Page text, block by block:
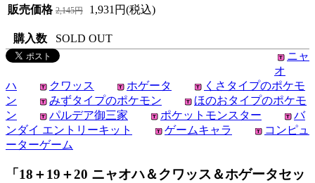
販売価格 2,145円 1,931円(税込)
購入数
SOLD OUT
ニャ
オ
ハ
クワッス ホゲータ
くさタイプのポケモ
ン
みずタイプのポケモン
ほのおタイプのポケモ
ン
パルデア御三家 ポケットモンスター
バ
ンダイ エントリーキット
ゲームキャラ
コンピュ
ーターゲーム
「18＋19＋20 ニャオハ＆クワッス＆ホゲータセッ